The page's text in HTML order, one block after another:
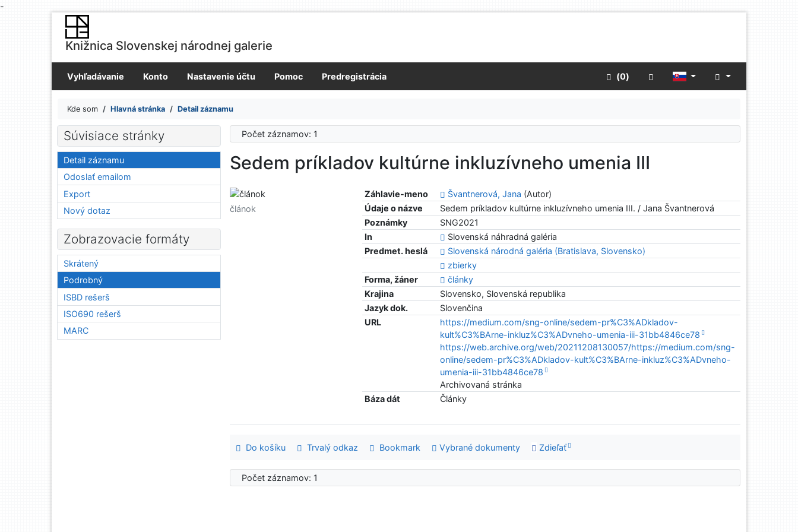
-
Prejsť na obsah
Prejsť na menu
Prehlásenie o webovej prístupnosti
Knižnica Slovenskej národnej galerie
Vyhľadávanie Konto Nastavenie účtu Pomoc Predregistrácia (0) Rozšírené vyhľadávanie
Kde som Hlavná stránka Detail záznamu
Počet záznamov: 1
Sedem príkladov kultúrne inkluzívneho umenia III
Záhlavie-meno Švantnerová, Jana (Autor)
Údaje o názve
Sedem príkladov kultúrne inkluzívneho umenia III. / Jana Švantnerová
Poznámky
SNG2021
In
Slovenská náhradná galéria
Predmet. heslá
Slovenská národná galéria (Bratislava, Slovensko)
zbierky
Forma, žáner
články
Krajina
Slovensko, Slovenská republika
Jazyk dok.
Slovenčina
URL
https://medium.com/sng-online/sedem-pr%C3%ADkladov-
kult%C3%BArne-inkluz%C3%ADvneho-umenia-iii-31bb4846ce78
https://web.archive.org/web/20211208130057/https://medium.com/sng-
online/sedem-pr%C3%ADkladov-kult%C3%BArne-inkluz%C3%ADvneho-
umenia-iii-31bb4846ce78
Archivovaná stránka
Báza dát
Články
článok
Do košíku Trvalý odkaz Bookmark Vybrané dokumenty Zdieľať
Počet záznamov: 1
Súvisiace stránky
Detail záznamu
Odoslať emailom
Export
Nový dotaz
Zobrazovacie formáty
Skrátený
Podrobný
ISBD rešerš
ISO690 rešerš
MARC